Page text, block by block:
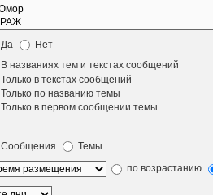
Да
Нет
В названиях тем и текстах сообщений
Только в текстах сообщений
Только по названию темы
Только в первом сообщении темы
Сообщения
Темы
по возрастанию